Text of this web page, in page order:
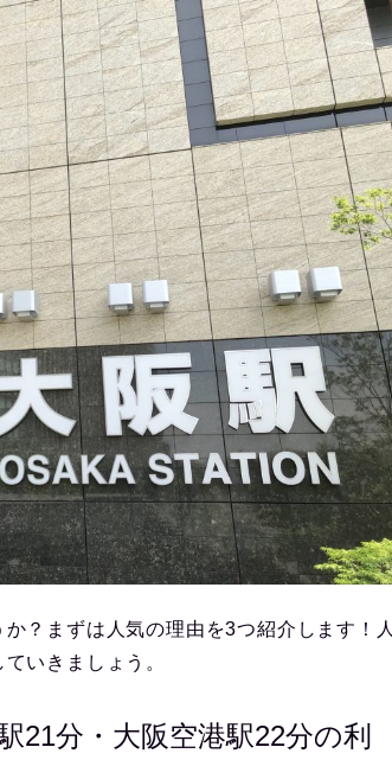
？まずは人気の理由を3つ紹介します！人
いきましょう。
21分・大阪空港駅22分の利